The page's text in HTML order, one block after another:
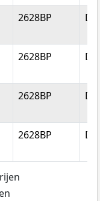
2628BP
2628BP
2628BP
2628BP